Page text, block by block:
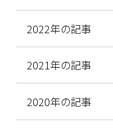
2022年の記事
2021年の記事
2020年の記事